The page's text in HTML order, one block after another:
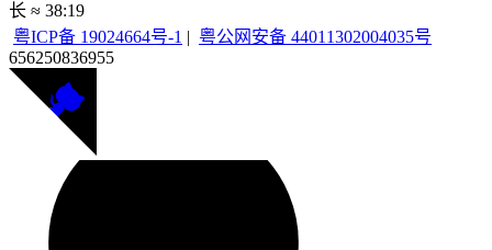
长 ≈ 38:19
粤ICP备 19024664号-1 | 粤公网安备 44011302004035号
656250836955